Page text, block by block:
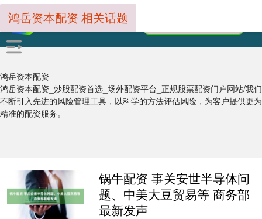
鸿岳资本配资
鸿岳资本配资_炒股配资首选_场外配资平台_正规股票配资门户网站/我们
不断引入先进的风险管理工具，以科学的方法评估风险，为客户提供更为
精准的配资服务。
鸿岳资本配资 相关话题
锅牛配资 事关安世半导体问
题、中美大豆贸易等 商务部
最新发声